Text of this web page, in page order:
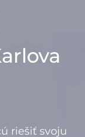
riešiť svoju